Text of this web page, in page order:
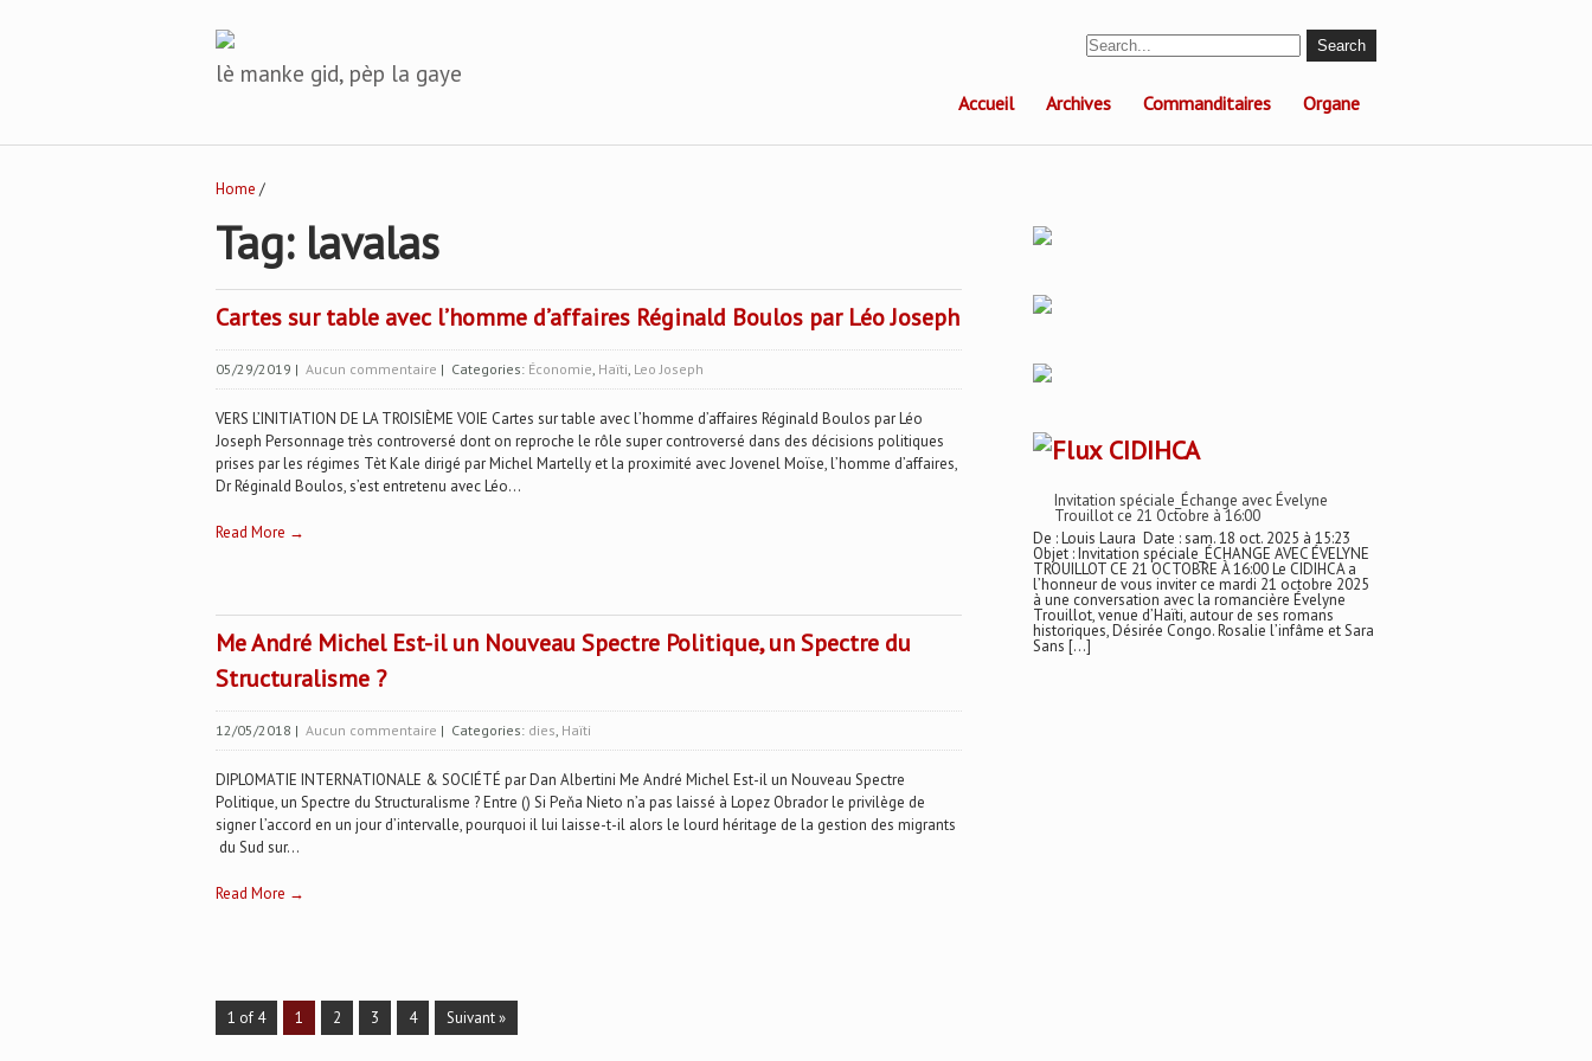
lè manke gid, pèp la gaye
Accueil Archives Commanditaires Organe
Home /
Tag: lavalas
Cartes sur table avec l’homme d’affaires Réginald Boulos par Léo Joseph
05/29/2019 | Aucun commentaire | Categories: Économie, Haïti, Leo Joseph
VERS L’INITIATION DE LA TROISIÈME VOIE Cartes sur table avec l’homme d’affaires Réginald Boulos par Léo
Joseph Personnage très controversé dont on reproche le rôle super controversé dans des décisions politiques
prises par les régimes Tèt Kale dirigé par Michel Martelly et la proximité avec Jovenel Moïse, l’homme d’affaires,
Dr Réginald Boulos, s’est entretenu avec Léo...
Read More →
Me André Michel Est-il un Nouveau Spectre Politique, un Spectre du
Structuralisme ?
12/05/2018 | Aucun commentaire | Categories: dies, Haïti
DIPLOMATIE INTERNATIONALE & SOCIÉTÉ par Dan Albertini Me André Michel Est-il un Nouveau Spectre
Politique, un Spectre du Structuralisme ? Entre () Si Peňa Nieto n’a pas laissé à Lopez Obrador le privilège de
signer l’accord en un jour d’intervalle, pourquoi il lui laisse-t-il alors le lourd héritage de la gestion des migrants
du Sud sur...
Read More →
1 of 4 1 2 3 4 Suivant »
CIDIHCA
Invitation spéciale_Échange avec Évelyne
Trouillot ce 21 Octobre à 16:00
De : Louis Laura Date : sam. 18 oct. 2025 à 15:23
Objet : Invitation spéciale_ÉCHANGE AVEC ÉVELYNE
TROUILLOT CE 21 OCTOBRE À 16:00 Le CIDIHCA a
l’honneur de vous inviter ce mardi 21 octobre 2025
à une conversation avec la romancière Évelyne
Trouillot, venue d’Haïti, autour de ses romans
historiques, Désirée Congo. Rosalie l’infâme et Sara
Sans […]